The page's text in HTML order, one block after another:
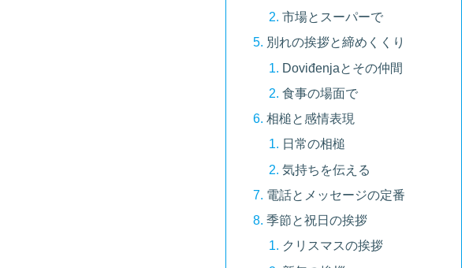
市場とスーパーで
別れの挨拶と締めくくり
Doviđenjaとその仲間
食事の場面で
相槌と感情表現
日常の相槌
気持ちを伝える
電話とメッセージの定番
季節と祝日の挨拶
クリスマスの挨拶